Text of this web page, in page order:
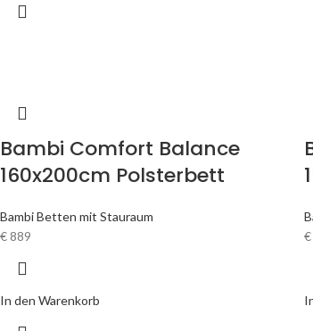
Bambi Comfort Balance
160x200cm Polsterbett
Bambi Betten mit Stauraum
€889
In den Warenkorb
€